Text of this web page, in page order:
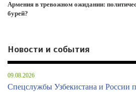
Армения в тревожном ожидании:
бурей?
Новости и события
09.08.2026
Спецслужбы Узбекистана и России